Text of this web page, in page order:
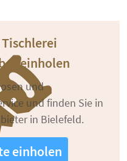
einholen
und
und finden Sie in
in Bielefeld.
einholen